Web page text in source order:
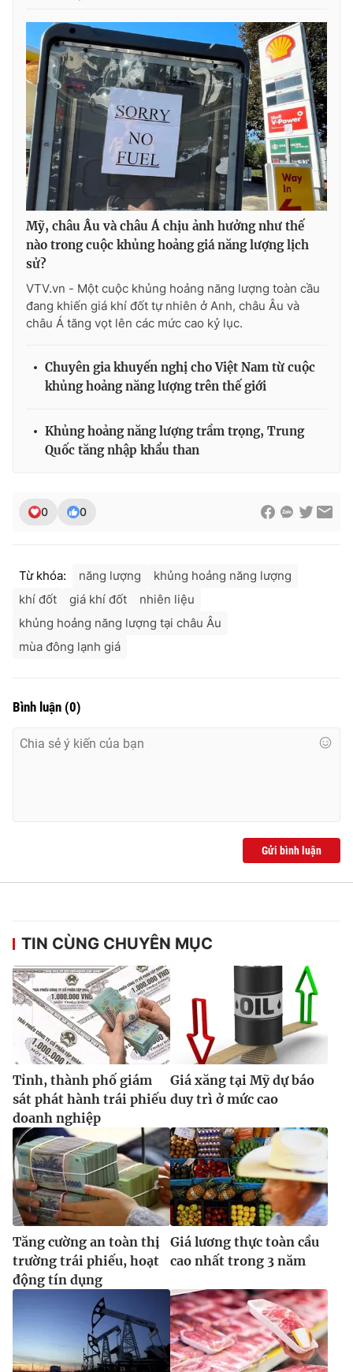
Mỹ, châu Âu và châu Á chịu ảnh hưởng như thế
nào trong cuộc khủng hoảng giá năng lượng lịch
sử?
VTV.vn - Một cuộc khủng hoảng năng lượng toàn cầu
đang khiến giá khí đốt tự nhiên ở Anh, châu Âu và
châu Á tăng vọt lên các mức cao kỷ lục.
Chuyên gia khuyến nghị cho Việt Nam từ cuộc
khủng hoảng năng lượng trên thế giới
Khủng hoảng năng lượng trầm trọng, Trung
Quốc tăng nhập khẩu than
0 0
Từ khóa: năng lượng
khủng hoảng năng lượng
khí đốt
giá khí đốt
nhiên liệu
khủng hoảng năng lượng tại châu Âu
mùa đông lạnh giá
Bình luận (0)
Gửi bình luận
TIN CÙNG CHUYÊN MỤC
Tỉnh, thành phố giám
sát phát hành trái phiếu
doanh nghiệp
Giá xăng tại Mỹ dự báo
duy trì ở mức cao
Tăng cường an toàn thị
trường trái phiếu, hoạt
động tín dụng
Giá lương thực toàn cầu
cao nhất trong 3 năm